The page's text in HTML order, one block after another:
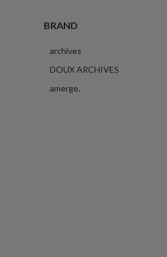
BRAND
archives
DOUX ARCHIVES
amerge.